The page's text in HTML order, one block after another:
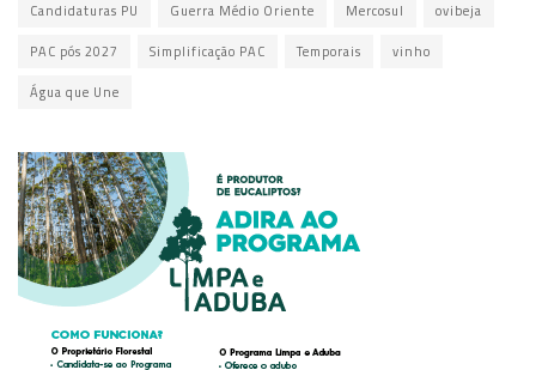
Candidaturas PU Guerra Médio Oriente Mercosul ovibeja
PAC pós 2027 Simplificação PAC Temporais vinho
Água que Une